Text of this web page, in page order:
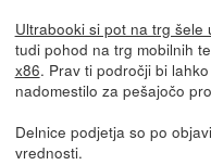
Ultrabooki si pot na trg šele
tudi pohod na trg mobilnih
x86. Prav ti področji bi
nadomestilo za pešajočo
Delnice podjetja so po
vrednosti.